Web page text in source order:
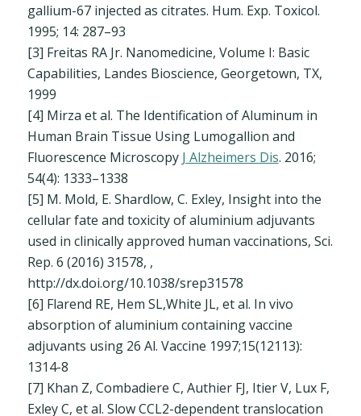
gallium-67 injected as citrates. Hum. Exp. Toxicol.
1995; 14: 287–93
[3] Freitas RA Jr. Nanomedicine, Volume I: Basic
Capabilities, Landes Bioscience, Georgetown, TX,
1999
[4] Mirza et al. The Identification of Aluminum in
Human Brain Tissue Using Lumogallion and
Fluorescence Microscopy J Alzheimers Dis. 2016;
54(4): 1333–1338
[5] M. Mold, E. Shardlow, C. Exley, Insight into the
cellular fate and toxicity of aluminium adjuvants
used in clinically approved human vaccinations, Sci.
Rep. 6 (2016) 31578, ,
http://dx.doi.org/10.1038/srep31578
[6] Flarend RE, Hem SL,White JL, et al. In vivo
absorption of aluminium containing vaccine
adjuvants using 26 Al. Vaccine 1997;15(12113):
1314-8
[7] Khan Z, Combadiere C, Authier FJ, Itier V, Lux F,
Exley C, et al. Slow CCL2-dependent translocation